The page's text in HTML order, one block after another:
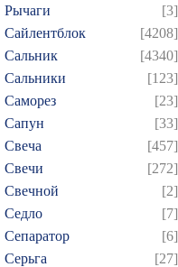
Рычаги
[3]
Сайлентблок
[4208]
Сальник
[4340]
Сальники
[123]
Саморез
[23]
Сапун
[33]
Свеча
[457]
Свечи
[272]
Свечной
[2]
Седло
[7]
Сепаратор
[6]
Серьга
[27]